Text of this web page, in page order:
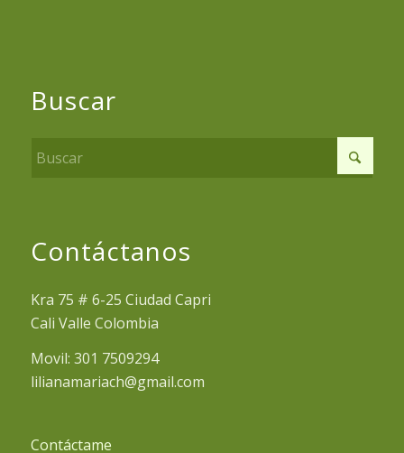
Buscar
Contáctanos
Kra 75 # 6-25 Ciudad Capri
Cali Valle Colombia
Movil: 301 7509294
lilianamariach@gmail.com
Contáctame